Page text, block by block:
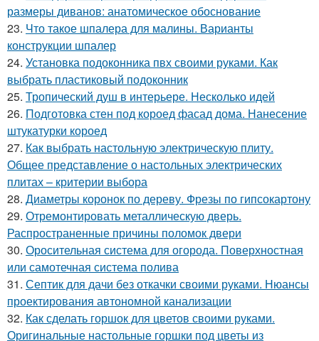
размеры диванов: анатомическое обоснование
23. Что такое шпалера для малины. Варианты
конструкции шпалер
24. Установка подоконника пвх своими руками. Как
выбрать пластиковый подоконник
25. Тропический душ в интерьере. Несколько идей
26. Подготовка стен под короед фасад дома. Нанесение
штукатурки короед
27. Как выбрать настольную электрическую плиту.
Общее представление о настольных электрических
плитах – критерии выбора
28. Диаметры коронок по дереву. Фрезы по гипсокартону
29. Отремонтировать металлическую дверь.
Распространенные причины поломок двери
30. Оросительная система для огорода. Поверхностная
или самотечная система полива
31. Септик для дачи без откачки своими руками. Нюансы
проектирования автономной канализации
32. Как сделать горшок для цветов своими руками.
Оригинальные настольные горшки под цветы из